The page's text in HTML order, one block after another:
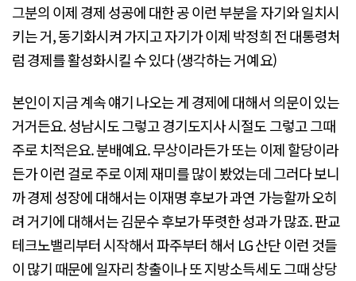
그분의 이제 경제 성공에 대한 공 이런 부분을 자기와 일치시
키는 거, 동기화시켜 가지고 자기가 이제 박정희 전 대통령처
럼 경제를 활성화시킬 수 있다 (생각하는 거예요)
본인이 지금 계속 얘기 나오는 게 경제에 대해서 의문이 있는
거거든요. 성남시도 그렇고 경기도지사 시절도 그렇고 그때
주로 치적은요. 분배예요. 무상이라든가 또는 이제 할당이라
든가 이런 걸로 주로 이제 재미를 많이 봤었는데 그러다 보니
까 경제 성장에 대해서는 이재명 후보가 과연 가능할까 오히
려 거기에 대해서는 김문수 후보가 뚜렷한 성과가 많죠. 판교
테크노밸리부터 시작해서 파주부터 해서 LG 산단 이런 것들
이 많기 때문에 일자리 창출이나 또 지방소득세도 그때 상당